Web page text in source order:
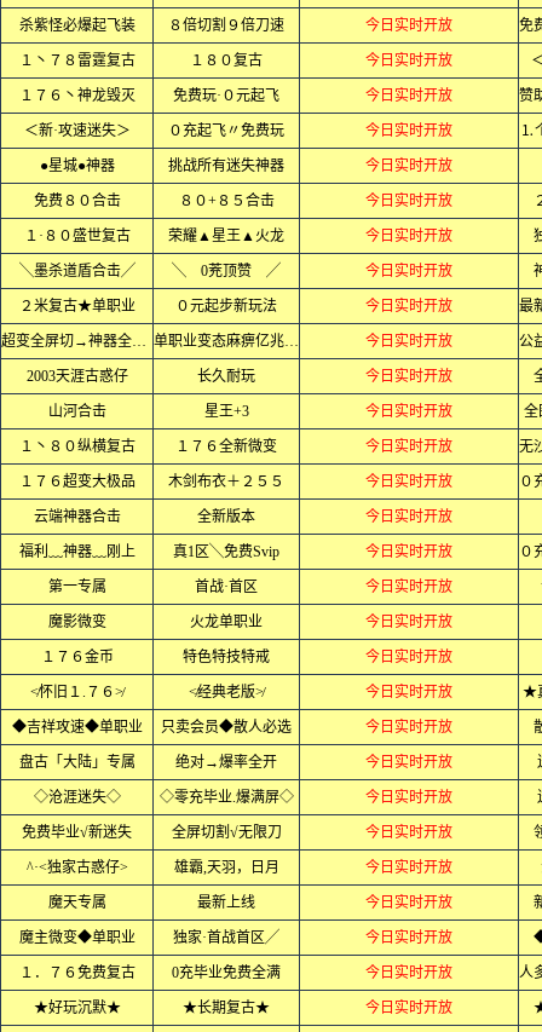
杀紫怪必爆起飞装 ８倍切割９倍刀速 今日实时开放
１丶７８雷霆复古 １８０复古 今日实时开放
１７６丶神龙毁灭 免费玩·０元起飞 今日实时开放
＜新·攻速迷失＞ ０充起飞〃免费玩 今日实时开放 ⒈
●星城●神器 挑战所有迷失神器 今日实时开放
免费８０合击 ８０+８５合击 今日实时开放
１·８０盛世复古 荣耀▲星王▲火龙 今日实时开放
╲墨杀道盾合击╱ ╲ 0茺顶赞 ╱ 今日实时开放
２米复古★单职业 ０元起步新玩法 今日实时开放
超变全屏切→神器全屏乱炸 单职业变态麻痹亿兆爆率 今日实时开放
2003天涯古惑仔 长久耐玩 今日实时开放
山河合击 星王+3 今日实时开放 全
１丶８０纵横复古 １７６全新微变 今日实时开放
１７６超变大极品 木剑布衣＋２５５ 今日实时开放
云端神器合击 全新版本 今日实时开放
福利﹏神器﹏刚上 真1区╲免费Svip 今日实时开放
第一专属 首战·首区 今日实时开放
魔影微变 火龙单职业 今日实时开放
１７６金币 特色特技特戒 今日实时开放
≮怀旧１.７６≯ ≮经典老版≯ 今日实时开放 ★
◆吉祥攻速◆单职业 只卖会员◆散人必选 今日实时开放
盘古「大陆」专属 绝对→爆率全开 今日实时开放
◇沧涯迷失◇ ◇零充毕业.爆满屏◇ 今日实时开放
免费毕业√新迷失 全屏切割√无限刀 今日实时开放
^·<独家古惑仔> 雄霸,天羽，日月 今日实时开放
魔天专属 最新上线 今日实时开放
魔主微变◆单职业 独家·首战首区╱ 今日实时开放
１．７６免费复古 0充毕业免费全满 今日实时开放
★好玩沉默★ ★长期复古★ 今日实时开放